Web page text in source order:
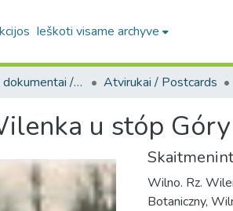
Ieškoti visame archyve
4.3. Vaizdiniai dokumentai / Visual documents Atvirukai / Postcards
u stóp
Wilno. Rz.
Botaniczny,